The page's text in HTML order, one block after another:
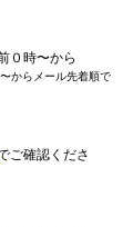
０時〜から
からメール先着順で
ご確認くださ